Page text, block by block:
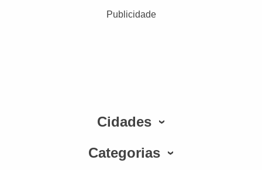
Publicidade
Cidades
Categorias